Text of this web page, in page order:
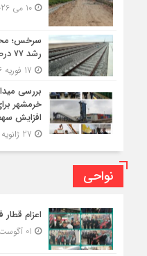
10 می 2026 - 20:17
سرخس؛
رشد ۷۷ درصدی صادرات ریلی
بررسی
خرمشهر
افزایش
نواحی
اعزام